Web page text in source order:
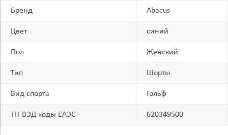
Бренд Abacus
Цвет синий
Пол Женский
Тип Шорты
Вид спорта Гольф
ТН ВЭД коды ЕАЭС 620349500